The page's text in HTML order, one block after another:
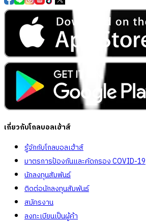
เกี่ยวกับโกลบอลเฮ้าส์
รู้จักกับโกลบอลเฮ้าส์
มาตรการป้องกันและคัดกรอง COVID-19
นักลงทุนสัมพันธ์
ติดต่อนักลงทุนสัมพันธ์
สมัครงาน
ลงทะเบียนเป็นผู้ค้า